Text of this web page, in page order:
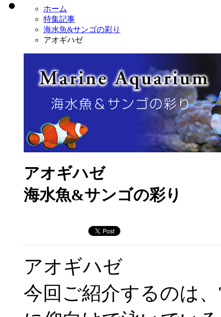
ホーム
特集記事
海水魚&サンゴの彩り
アオギハゼ
アオギハゼ
海水魚&サンゴの彩り
アオギハゼ
今回ご紹介するのは